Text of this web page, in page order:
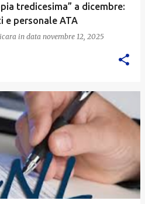
tredicesima” a dicembre:
e personale ATA
in data novembre 12, 2025